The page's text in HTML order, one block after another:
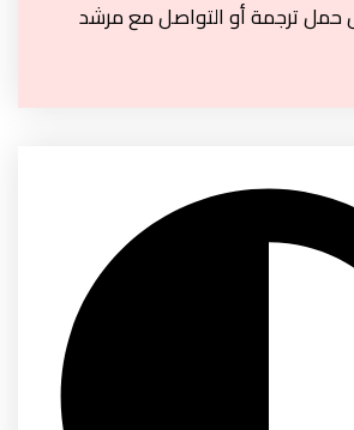
حمل ترجمة أو التواصل مع مرشد